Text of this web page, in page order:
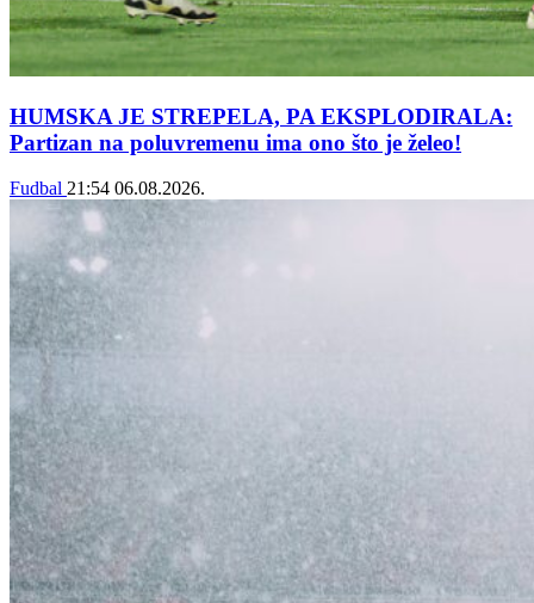
HUMSKA JE STREPELA, PA EKSPLODIRALA:
Partizan na poluvremenu ima ono što je želeo!
Fudbal 21:54 06.08.2026.